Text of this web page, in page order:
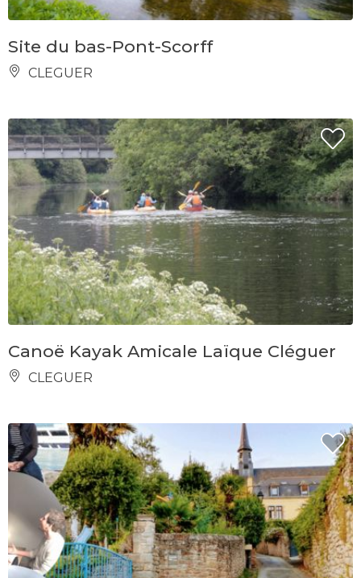
Site du bas-Pont-Scorff
CLEGUER
Canoë Kayak Amicale Laïque Cléguer
CLEGUER